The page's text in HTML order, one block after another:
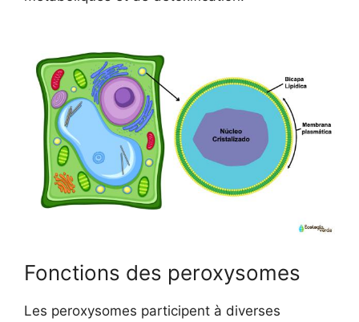
Fonctions des peroxysomes
Les peroxysomes participent à diverses